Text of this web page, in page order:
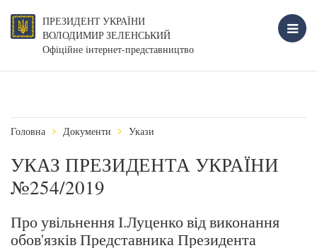
ПРЕЗИДЕНТ УКРАЇНИ
ВОЛОДИМИР ЗЕЛЕНСЬКИЙ
Офіційне інтернет-представництво
Головна Документи Укази
УКАЗ ПРЕЗИДЕНТА УКРАЇНИ
№254/2019
Про увільнення І.Луценко від виконання
обов'язків Представника Президента